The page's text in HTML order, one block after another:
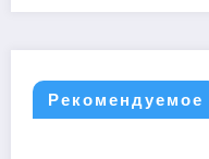
Рекомендуемое